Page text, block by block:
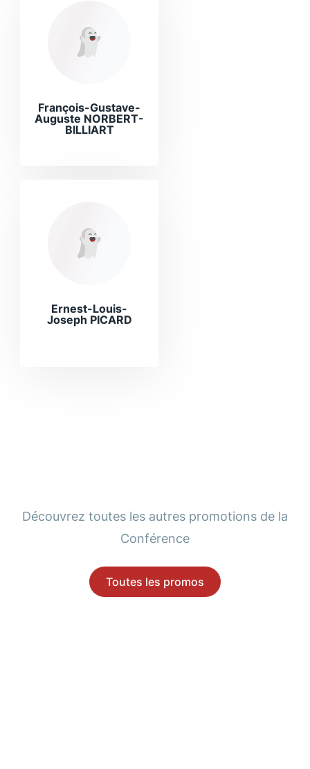
François-Gustave-
Auguste NORBERT-
BILLIART
Ernest-Louis-
Joseph PICARD
Découvrez toutes les autres promotions de la
Conférence
Toutes les promos